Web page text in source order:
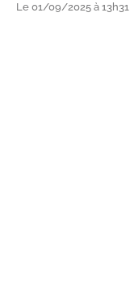
Le 01/09/2025 à 13h31